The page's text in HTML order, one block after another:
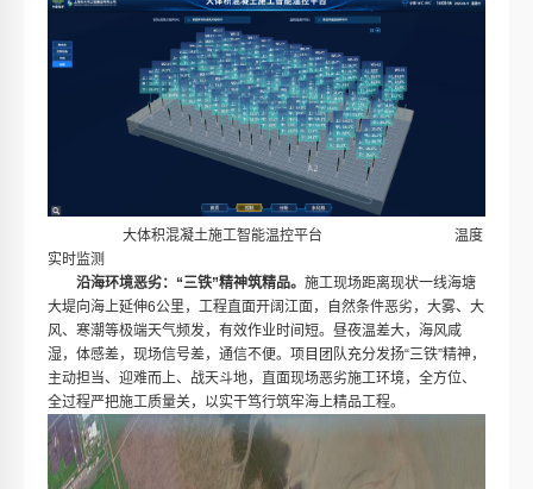
大体积混凝土施工智能温控平台 温度
实时监测
沿海环境恶劣：“三铁”精神筑精品。 施工现场距离现状一线海塘
大堤向海上延伸6公里，工程直面开阔江面，自然条件恶劣，大雾、大
风、寒潮等极端天气频发，有效作业时间短。昼夜温差大，海风咸
湿，体感差，现场信号差，通信不便。项目团队充分发扬“三铁”精神，
主动担当、迎难而上、战天斗地，直面现场恶劣施工环境，全方位、
全过程严把施工质量关，以实干笃行筑牢海上精品工程。